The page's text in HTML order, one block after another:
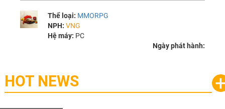
Thể loại: MMORPG
NPH:VNG
Hệ máy: PC
Ngày phát hành:
HOT NEWS